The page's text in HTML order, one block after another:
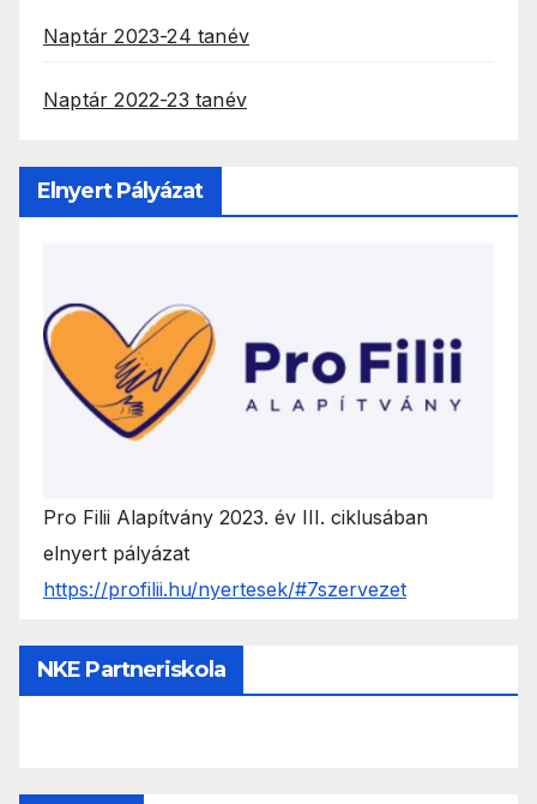
Naptár 2023-24 tanév
Naptár 2022-23 tanév
Elnyert Pályázat
Pro Filii Alapítvány 2023. év III. ciklusában
elnyert pályázat
https://profilii.hu/nyertesek/#7szervezet
NKE Partneriskola